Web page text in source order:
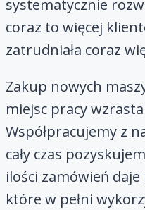
systematycznie
coraz to więcej
zatrudniała coraz
Zakup nowych
miejsc pracy
Współpracujemy z
cały czas
ilości zamówień
które w pełni